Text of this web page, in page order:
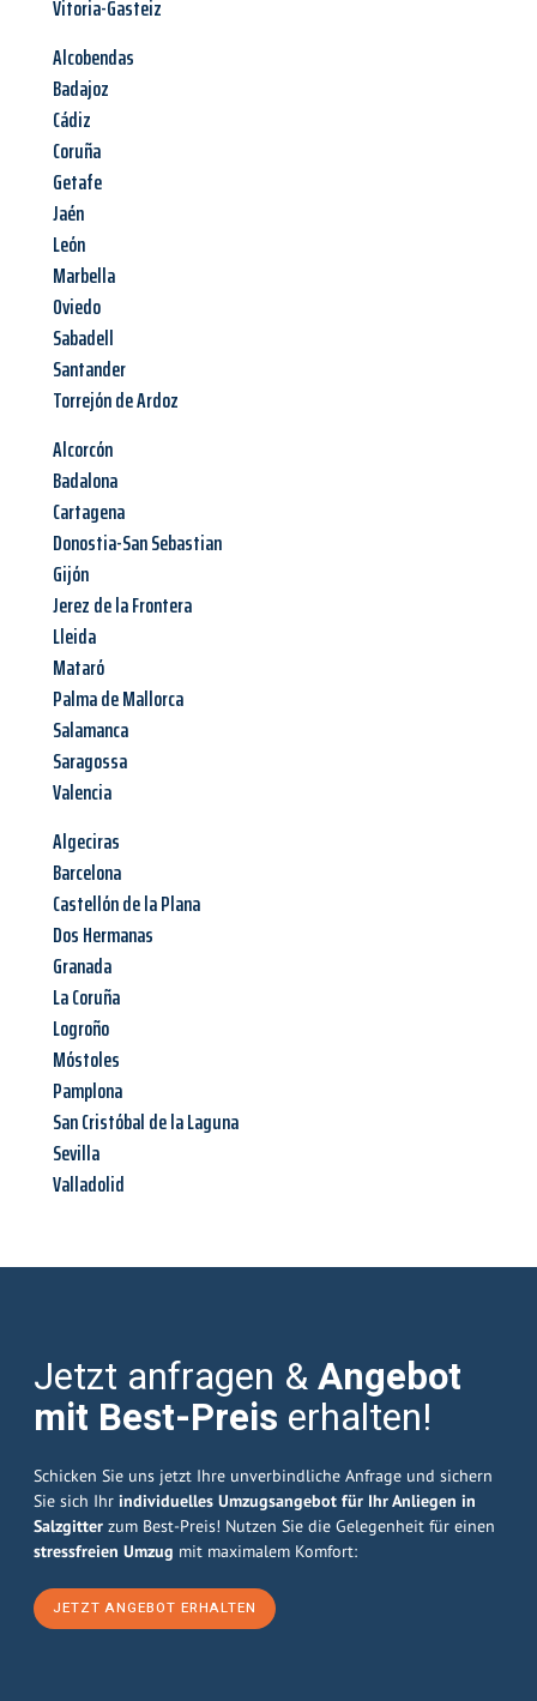
Vitoria-Gasteiz
Alcobendas
Badajoz
Cádiz
Coruña
Getafe
Jaén
León
Marbella
Oviedo
Sabadell
Santander
Torrejón de Ardoz
Alcorcón
Badalona
Cartagena
Donostia-San Sebastian
Gijón
Jerez de la Frontera
Lleida
Mataró
Palma de Mallorca
Salamanca
Saragossa
Valencia
Algeciras
Barcelona
Castellón de la Plana
Dos Hermanas
Granada
La Coruña
Logroño
Móstoles
Pamplona
San Cristóbal de la Laguna
Sevilla
Valladolid
Jetzt anfragen &Angebot
mit Best-Preis erhalten!
Schicken Sie uns jetzt Ihre unverbindliche Anfrage und sichern
Sie sich Ihr individuelles Umzugsangebot für Ihr Anliegen in
Salzgitter zum Best-Preis! Nutzen Sie die Gelegenheit für einen
stressfreien Umzug mit maximalem Komfort:
JETZT ANGEBOT ERHALTEN